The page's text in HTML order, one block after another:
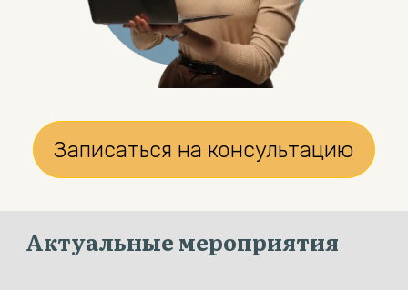
Записаться на консультацию
Актуальные мероприятия